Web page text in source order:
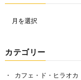
カテゴリー
カフェ・ド・ヒラオカ